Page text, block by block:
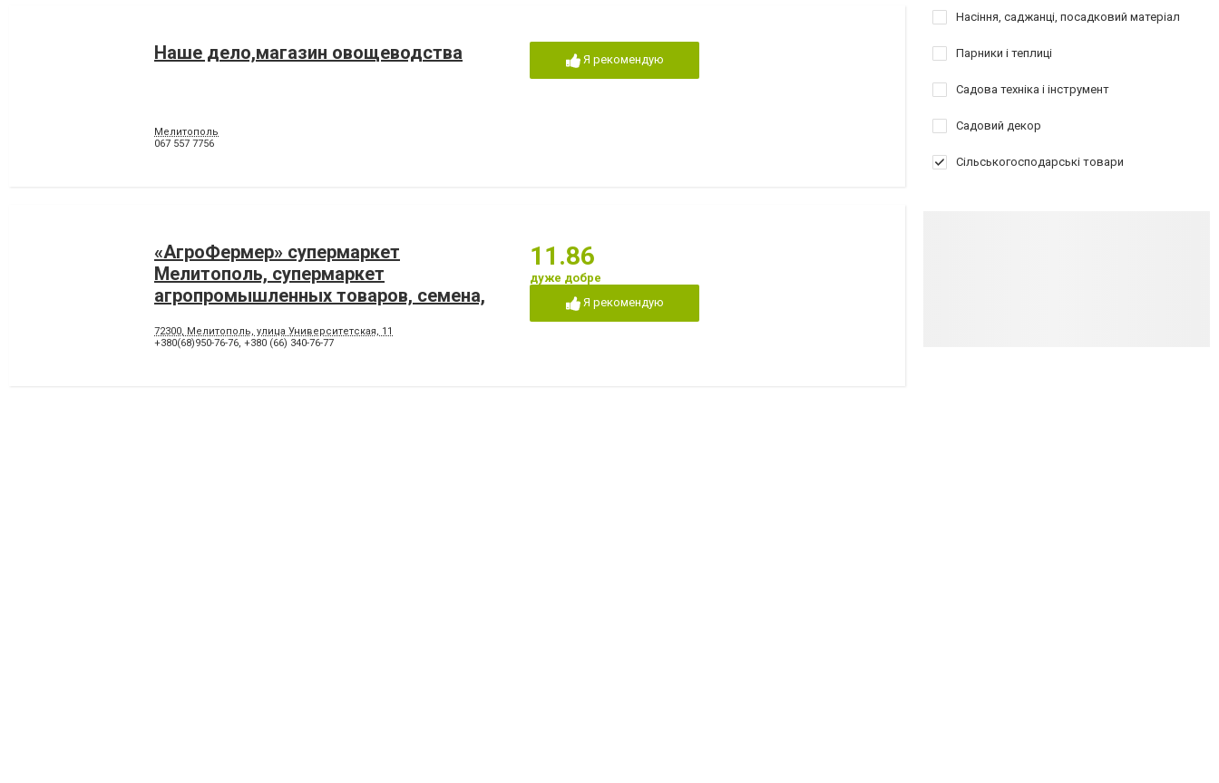
Наше дело,магазин овощеводства
Мелитополь
067 557 7756
Я рекомендую
«АгроФермер» супермаркет
Мелитополь, супермаркет
агропромышленных товаров, семена,
72300, Мелитополь, улица Университетская, 11
+380(68)950-76-76, +380 (66) 340-76-77
11.86
дуже добре
Я рекомендую
Насіння, саджанці, посадковий матеріал
Парники і теплиці
Садова техніка і інструмент
Садовий декор
Сільськогосподарські товари